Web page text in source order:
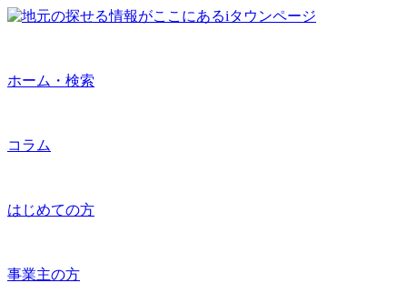
ホーム・検索
コラム
はじめての方
事業主の方